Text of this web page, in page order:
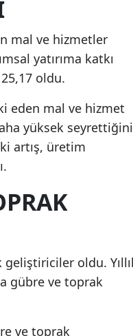
mal ve hizmetler
yatırıma katkı
oldu.
eden mal ve hizmet
yüksek seyrettiğini
artış, üretim
oldu.
gübre ve toprak
ve toprak